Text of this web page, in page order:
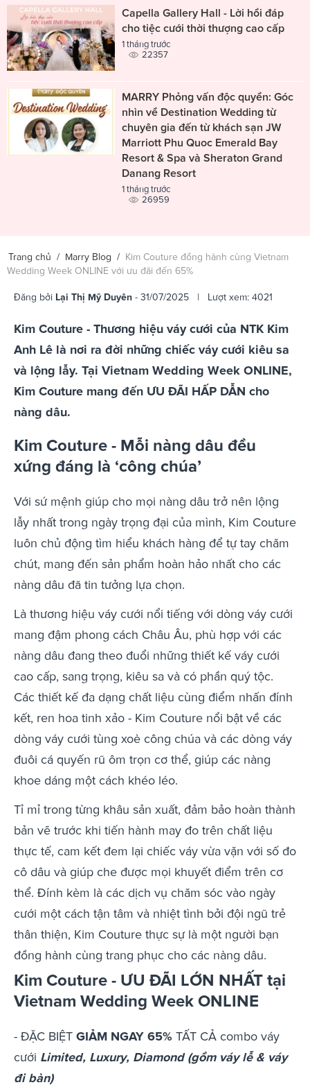
Capella Gallery Hall - Lời hồi đáp
cho tiệc cưới thời thượng cao cấp
1 tháng trước
22357
MARRY Phỏng vấn độc quyền: Góc
nhìn về Destination Wedding từ
chuyên gia đến từ khách sạn JW
Marriott Phu Quoc Emerald Bay
Resort & Spa và Sheraton Grand
Danang Resort
1 tháng trước
26959
Trang chủ / Marry Blog / Kim Couture đồng hành cùng Vietnam
Wedding Week ONLINE với ưu đãi đến 65%
Đăng bởi Lại Thị Mỹ Duyên - 31/07/2025 | Lượt xem: 4021
Kim Couture - Thương hiệu váy cưới của NTK Kim
Anh Lê là nơi ra đời những chiếc váy cưới kiêu sa
và lộng lẫy. Tại Vietnam Wedding Week ONLINE,
Kim Couture mang đến ƯU ĐÃI HẤP DẪN cho
nàng dâu.
Kim Couture - Mỗi nàng dâu đều
xứng đáng là ‘công chúa’
Với sứ mệnh giúp cho mọi nàng dâu trở nên lộng
lẫy nhất trong ngày trọng đại của mình, Kim Couture
luôn chủ động tìm hiểu khách hàng để tự tay chăm
chút, mang đến sản phẩm hoàn hảo nhất cho các
nàng dâu đã tin tưởng lựa chọn.
Là thương hiệu váy cưới nổi tiếng với dòng váy cưới
mang đậm phong cách Châu Âu, phù hợp với các
nàng dâu đang theo đuổi những thiết kế váy cưới
cao cấp, sang trọng, kiêu sa và có phần quý tộc.
Các thiết kế đa dạng chất liệu cùng điểm nhấn đính
kết, ren hoa tinh xảo - Kim Couture nổi bật về các
dòng váy cưới tùng xoè công chúa và các dòng váy
đuôi cá quyến rũ ôm trọn cơ thể, giúp các nàng
khoe dáng một cách khéo léo.
Tỉ mỉ trong từng khâu sản xuất, đảm bảo hoàn thành
bản vẽ trước khi tiến hành may đo trên chất liệu
thực tế, cam kết đem lại chiếc váy vừa vặn với số đo
cô dâu và giúp che được mọi khuyết điểm trên cơ
thể. Đính kèm là các dịch vụ chăm sóc vào ngày
cưới một cách tận tâm và nhiệt tình bởi đội ngũ trẻ
thân thiện, Kim Couture thực sự là một người bạn
đồng hành cùng trang phục cho các nàng dâu.
Kim Couture - ƯU ĐÃI LỚN NHẤT tại
Vietnam Wedding Week ONLINE
- ĐẶC BIỆT GIẢM NGAY 65% TẤT CẢ combo váy
cưới Limited, Luxury, Diamond (gồm váy lễ & váy
đi bàn)